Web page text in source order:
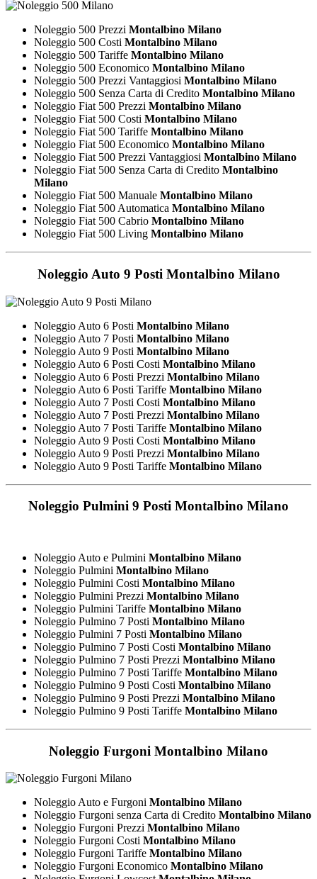
Noleggio 500 Prezzi Montalbino Milano
Noleggio 500 Costi Montalbino Milano
Noleggio 500 Tariffe Montalbino Milano
Noleggio 500 Economico Montalbino Milano
Noleggio 500 Prezzi Vantaggiosi Montalbino Milano
Noleggio 500 Senza Carta di Credito Montalbino Milano
Noleggio Fiat 500 Prezzi Montalbino Milano
Noleggio Fiat 500 Costi Montalbino Milano
Noleggio Fiat 500 Tariffe Montalbino Milano
Noleggio Fiat 500 Economico Montalbino Milano
Noleggio Fiat 500 Prezzi Vantaggiosi Montalbino Milano
Noleggio Fiat 500 Senza Carta di Credito Montalbino
Milano
Noleggio Fiat 500 Manuale Montalbino Milano
Noleggio Fiat 500 Automatica Montalbino Milano
Noleggio Fiat 500 Cabrio Montalbino Milano
Noleggio Fiat 500 Living Montalbino Milano
Noleggio Auto 9 Posti Montalbino Milano
Noleggio Auto 6 Posti Montalbino Milano
Noleggio Auto 7 Posti Montalbino Milano
Noleggio Auto 9 Posti Montalbino Milano
Noleggio Auto 6 Posti Costi Montalbino Milano
Noleggio Auto 6 Posti Prezzi Montalbino Milano
Noleggio Auto 6 Posti Tariffe Montalbino Milano
Noleggio Auto 7 Posti Costi Montalbino Milano
Noleggio Auto 7 Posti Prezzi Montalbino Milano
Noleggio Auto 7 Posti Tariffe Montalbino Milano
Noleggio Auto 9 Posti Costi Montalbino Milano
Noleggio Auto 9 Posti Prezzi Montalbino Milano
Noleggio Auto 9 Posti Tariffe Montalbino Milano
Noleggio Pulmini 9 Posti Montalbino Milano
Noleggio Auto e Pulmini Montalbino Milano
Noleggio Pulmini Montalbino Milano
Noleggio Pulmini Costi Montalbino Milano
Noleggio Pulmini Prezzi Montalbino Milano
Noleggio Pulmini Tariffe Montalbino Milano
Noleggio Pulmino 7 Posti Montalbino Milano
Noleggio Pulmini 7 Posti Montalbino Milano
Noleggio Pulmino 7 Posti Costi Montalbino Milano
Noleggio Pulmino 7 Posti Prezzi Montalbino Milano
Noleggio Pulmino 7 Posti Tariffe Montalbino Milano
Noleggio Pulmino 9 Posti Costi Montalbino Milano
Noleggio Pulmino 9 Posti Prezzi Montalbino Milano
Noleggio Pulmino 9 Posti Tariffe Montalbino Milano
Noleggio Furgoni Montalbino Milano
Noleggio Auto e Furgoni Montalbino Milano
Noleggio Furgoni senza Carta di Credito Montalbino Milano
Noleggio Furgoni Prezzi Montalbino Milano
Noleggio Furgoni Costi Montalbino Milano
Noleggio Furgoni Tariffe Montalbino Milano
Noleggio Furgoni Economico Montalbino Milano